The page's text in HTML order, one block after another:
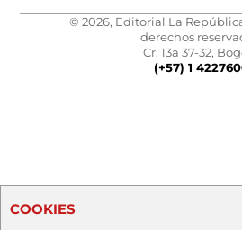
© 2026, Editorial La República
derechos
Cr. 13a 37-32,
(+57) 1
COOKIES